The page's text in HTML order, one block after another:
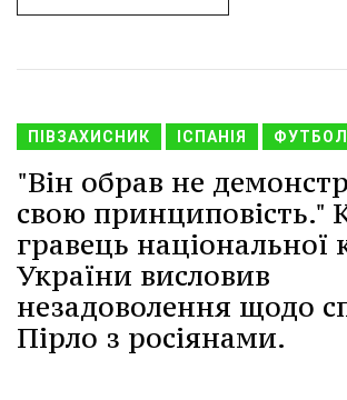
ПІВЗАХИСНИК ІСПАНІЯ
"Він обрав не
свою принциповість."
гравець
України висловив
незадоволення щодо
Пірло з росіянами.